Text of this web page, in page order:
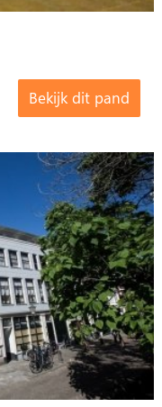
Bekijk dit pand